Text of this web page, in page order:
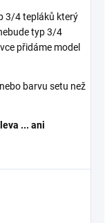
3/4 tepláků který
typ 3/4
přidáme model
barvu setu než
... ani